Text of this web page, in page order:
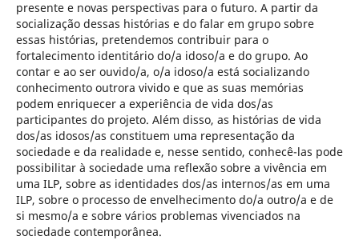
presente e novas perspectivas para o futuro. A partir da
socialização dessas histórias e do falar em grupo sobre
essas histórias, pretendemos contribuir para o
fortalecimento identitário do/a idoso/a e do grupo. Ao
contar e ao ser ouvido/a, o/a idoso/a está socializando
conhecimento outrora vivido e que as suas memórias
podem enriquecer a experiência de vida dos/as
participantes do projeto. Além disso, as histórias de vida
dos/as idosos/as constituem uma representação da
sociedade e da realidade e, nesse sentido, conhecê-las pode
possibilitar à sociedade uma reflexão sobre a vivência em
uma ILP, sobre as identidades dos/as internos/as em uma
ILP, sobre o processo de envelhecimento do/a outro/a e de
si mesmo/a e sobre vários problemas vivenciados na
sociedade contemporânea.